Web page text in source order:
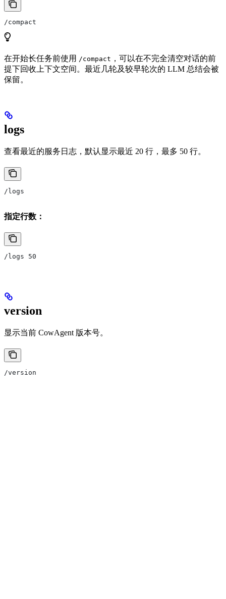
/compact
在开始长任务前使用 /compact ，可以在不完全清空对话的前
提下回收上下文空间。最近几轮及较早轮次的 LLM 总结会被
保留。
logs
查看最近的服务日志，默认显示最近 20 行，最多 50 行。
/logs
指定行数：
/logs 50
version
显示当前 CowAgent 版本号。
/version